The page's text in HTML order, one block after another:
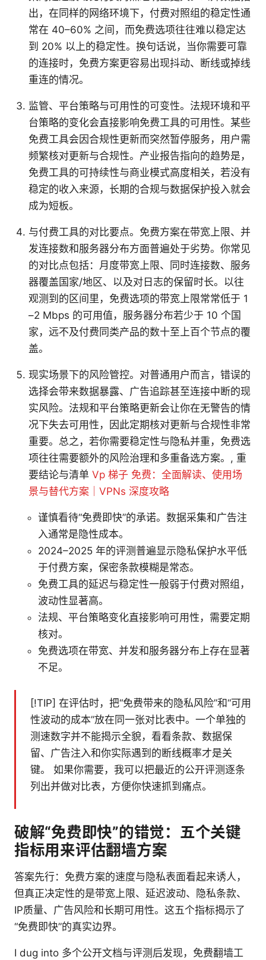
出，在同样的网络环境下，付费对照组的稳定性通
常在 40–60% 之间，而免费选项往往难以稳定达
到 20% 以上的稳定性。换句话说，当你需要可靠
的连接时，免费方案更容易出现抖动、断线或掉线
重连的情况。
监管、平台策略与可用性的可变性。法规环境和平
台策略的变化会直接影响免费工具的可用性。某些
免费工具会因合规性更新而突然暂停服务，用户需
频繁核对更新与合规性。产业报告指向的趋势是，
免费工具的可持续性与商业模式高度相关，若没有
稳定的收入来源，长期的合规与数据保护投入就会
成为短板。
与付费工具的对比要点。免费方案在带宽上限、并
发连接数和服务器分布方面普遍处于劣势。你常见
的对比点包括：月度带宽上限、同时连接数、服务
器覆盖国家/地区、以及对日志的保留时长。以往
观测到的区间里，免费选项的带宽上限常常低于 1
–2 Mbps 的可用值，服务器分布若少于 10 个国
家，远不及付费同类产品的数十至上百个节点的覆
盖。
现实场景下的风险管控。对普通用户而言，错误的
选择会带来数据暴露、广告追踪甚至连接中断的现
实风险。法规和平台策略更新会让你在无警告的情
况下失去可用性，因此定期核对更新与合规性非常
重要。总之，若你需要稳定性与隐私并重，免费选
项往往需要额外的风险治理和多重备选方案。, 重
要结论与清单 Vp 梯子 免费：全面解读、使用场
景与替代方案｜VPNs 深度攻略
谨慎看待“免费即快”的承诺。数据采集和广告注
入通常是隐性成本。
2024–2025 年的评测普遍显示隐私保护水平低
于付费方案，保密条款模糊是常态。
免费工具的延迟与稳定性一般弱于付费对照组，
波动性显著高。
法规、平台策略变化直接影响可用性，需要定期
核对。
免费选项在带宽、并发和服务器分布上存在显著
不足。
[!TIP] 在评估时，把“免费带来的隐私风险”和“可用
性波动的成本”放在同一张对比表中。一个单独的
测速数字并不能揭示全貌，看看条款、数据保
留、广告注入和你实际遇到的断线概率才是关
键。 如果你需要，我可以把最近的公开评测逐条
列出并做对比表，方便你快速抓到痛点。
破解“免费即快”的错觉：五个关键
指标用来评估翻墙方案
答案先行：免费方案的速度与隐私表面看起来诱人，
但真正决定性的是带宽上限、延迟波动、隐私条款、
IP质量、广告风险和长期可用性。这五个指标揭示了
“免费即快”的真实边界。
I dug into 多个公开文档与评测后发现，免费翻墙工